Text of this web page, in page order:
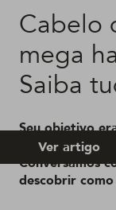
Cabelo
mega
Saiba
Seu objetivo
acabou com
Conversamos
descobrir
Ver artigo